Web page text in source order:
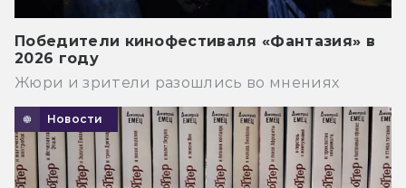
Победители кинофестиваля «Фантазия» в
2026 году
Жюри и зрители разошлись во мнениях
Новости